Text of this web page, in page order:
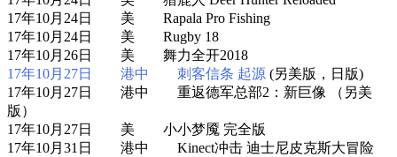
17年10月24日 美 Rapala Pro Fishing
17年10月24日 美 Rugby 18
17年10月26日 美 舞力全开2018
17年10月27日 港中 刺客信条 起源 (另美版，日版)
17年10月27日 港中 重返德军总部2：新巨像 （另美
版）
17年10月27日 美 小小梦魇 完全版
17年10月31日 港中 Kinect冲击 迪士尼皮克斯大冒险